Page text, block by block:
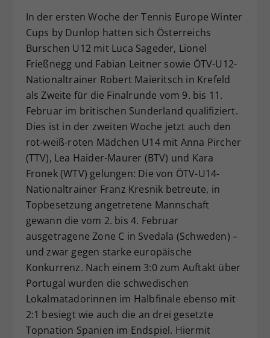
In der ersten Woche der Tennis Europe Winter
Cups by Dunlop hatten sich Österreichs
Burschen U12 mit Luca Sageder, Lionel
Frießnegg und Fabian Leitner sowie ÖTV-U12-
Nationaltrainer Robert Maieritsch in Krefeld
als Zweite für die Finalrunde vom 9. bis 11.
Februar im britischen Sunderland qualifiziert.
Dies ist in der zweiten Woche jetzt auch den
rot-weiß-roten Mädchen U14 mit Anna Pircher
(TTV), Lea Haider-Maurer (BTV) und Kara
Fronek (WTV) gelungen: Die von ÖTV-U14-
Nationaltrainer Franz Kresnik betreute, in
Topbesetzung angetretene Mannschaft
gewann die vom 2. bis 4. Februar
ausgetragene Zone C in Svedala (Schweden) –
und zwar gegen starke europäische
Konkurrenz. Nach einem 3:0 zum Auftakt über
Portugal wurden die schwedischen
Lokalmatadorinnen im Halbfinale ebenso mit
2:1 besiegt wie auch die an drei gesetzte
Topnation Spanien im Endspiel. Hiermit
Zweck
Dieser Wert speichert Ihre Consent-
Einstellungen. Unter anderem eine
zufällig generierte ID, für die
historische Speicherung Ihrer
vorgenommen Einstellungen, falls der
Webseiten-Betreiber dies eingestellt
hat.